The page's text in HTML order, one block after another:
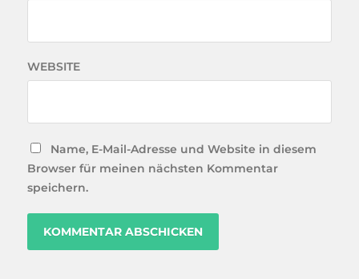
WEBSITE
Name, E-Mail-Adresse und Website in diesem
Browser für meinen nächsten Kommentar
speichern.